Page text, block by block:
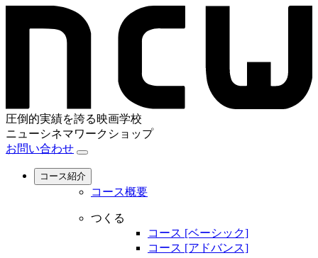
圧倒的実績を誇る映画学校
ニューシネマワークショップ
お問い合わせ
コース紹介
コース概要
つくる
コース [ベーシック]
コース [アドバンス]